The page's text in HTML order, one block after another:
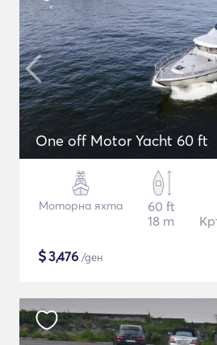
One off Motor Yacht 60 ft
Моторна яхта
60 ft
18 m
$3,476 /ден